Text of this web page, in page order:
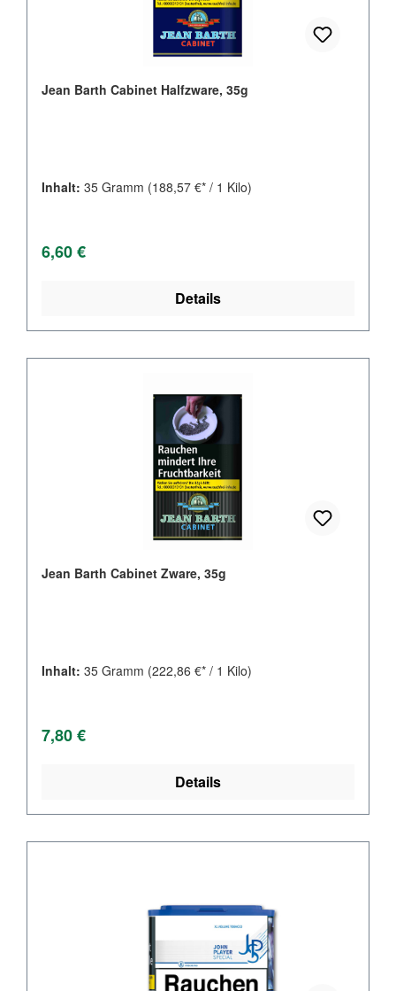
Jean Barth Cabinet Halfzware, 35g
Inhalt: 35 Gramm (188,57 €* / 1 Kilo)
Regulärer Preis:
6,60 €
Details
Jean Barth Cabinet Zware, 35g
Inhalt: 35 Gramm (222,86 €* / 1 Kilo)
Regulärer Preis:
7,80 €
Details